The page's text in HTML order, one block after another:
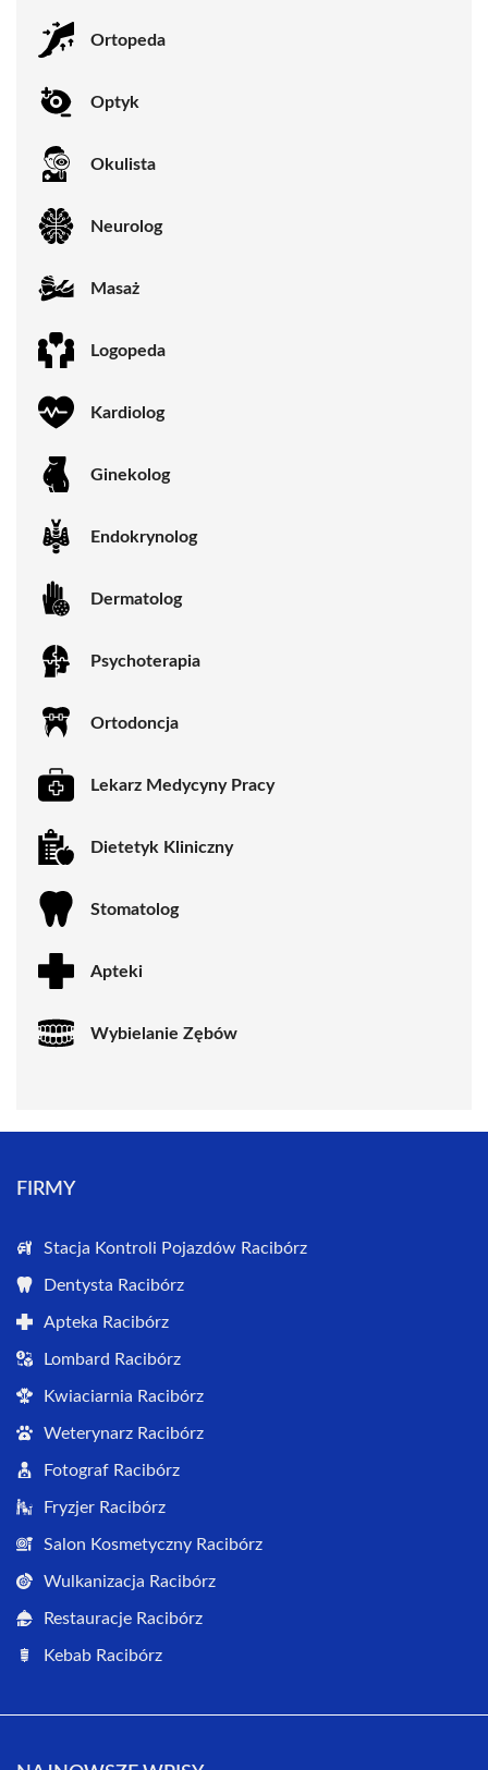
Ortopeda
Optyk
Okulista
Neurolog
Masaż
Logopeda
Kardiolog
Ginekolog
Endokrynolog
Dermatolog
Psychoterapia
Ortodoncja
Lekarz Medycyny Pracy
Dietetyk Kliniczny
Stomatolog
Apteki
Wybielanie Zębów
FIRMY
Stacja Kontroli Pojazdów Racibórz
Dentysta Racibórz
Apteka Racibórz
Lombard Racibórz
Kwiaciarnia Racibórz
Weterynarz Racibórz
Fotograf Racibórz
Fryzjer Racibórz
Salon Kosmetyczny Racibórz
Wulkanizacja Racibórz
Restauracje Racibórz
Kebab Racibórz